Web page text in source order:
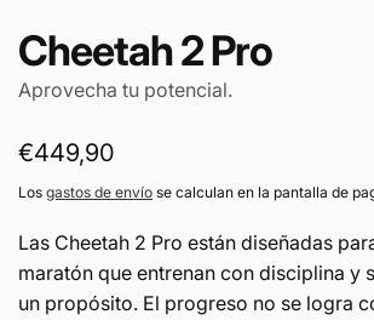
Cheetah 2 Pro
Aprovecha tu potencial.
Precio
habitual
€449,90
Los gastos de envío se calculan en la pantalla de
Las Cheetah 2 Pro están diseñadas
maratón que entrenan con disciplina y
un propósito. El progreso no se logra